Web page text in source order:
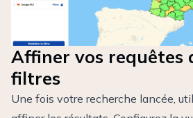
Affiner vos requêtes
filtres
Une fois votre recherche lancée,